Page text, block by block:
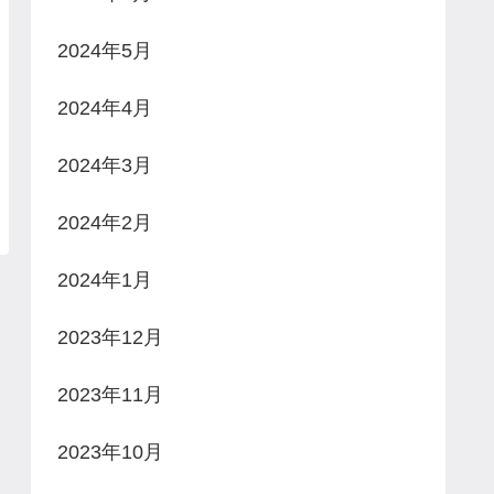
2024年5月
2024年4月
2024年3月
2024年2月
2024年1月
2023年12月
2023年11月
2023年10月